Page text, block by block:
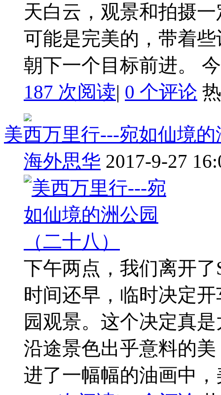
天白云，观景和拍摄
可能是完美的，带着
朝下一个目标前进。
187 次阅读| 0 个评论
美西万里行---宛如仙境
海外思华 2017-9-27
下午两点，我们离开了
时间还早，临时决定开
园观景。这个决定真
沿途景色出乎意料的
进了一幅幅的油画中，